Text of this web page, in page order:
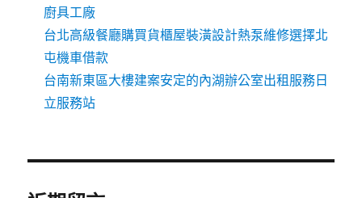
廚具工廠
台北高級餐廳購買貨櫃屋裝潢設計熱泵維修選擇北
屯機車借款
台南新東區大樓建案安定的內湖辦公室出租服務日
立服務站